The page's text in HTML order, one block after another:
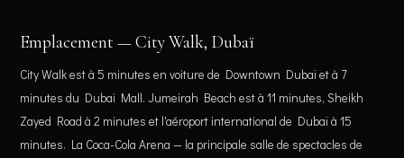
Emplacement — City Walk, Dubaï
City Walk est à 5 minutes en voiture de Downtown Dubaï et à 7
minutes du Dubai Mall. Jumeirah Beach est à 11 minutes, Sheikh
Zayed Road à 2 minutes et l'aéroport international de Dubaï à 15
minutes. La Coca-Cola Arena — la principale salle de spectacles de